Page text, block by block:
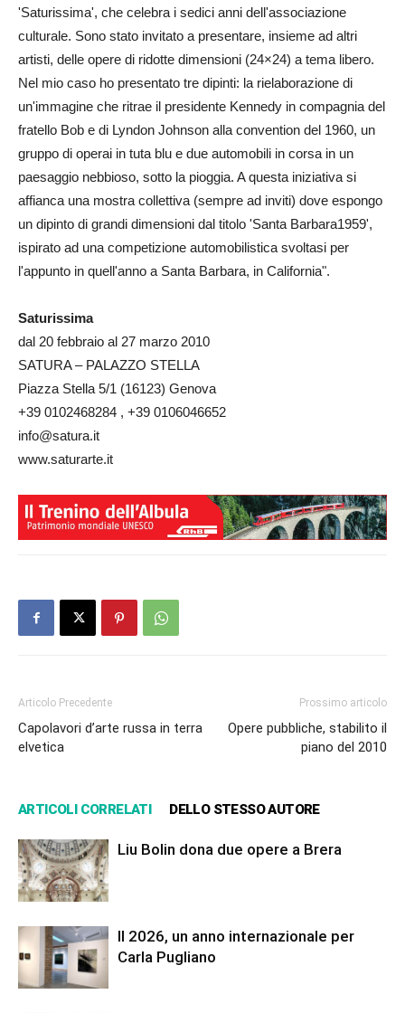
'Saturissima', che celebra i sedici anni dell'associazione
culturale. Sono stato invitato a presentare, insieme ad altri
artisti, delle opere di ridotte dimensioni (24×24) a tema libero.
Nel mio caso ho presentato tre dipinti: la rielaborazione di
un'immagine che ritrae il presidente Kennedy in compagnia del
fratello Bob e di Lyndon Johnson alla convention del 1960, un
gruppo di operai in tuta blu e due automobili in corsa in un
paesaggio nebbioso, sotto la pioggia. A questa iniziativa si
affianca una mostra collettiva (sempre ad inviti) dove espongo
un dipinto di grandi dimensioni dal titolo 'Santa Barbara1959',
ispirato ad una competizione automobilistica svoltasi per
l'appunto in quell'anno a Santa Barbara, in California".
Saturissima
dal 20 febbraio al 27 marzo 2010
SATURA – PALAZZO STELLA
Piazza Stella 5/1 (16123) Genova
+39 0102468284 , +39 0106046652
info@satura.it
www.saturarte.it
Articolo Precedente
Capolavori d’arte russa in terra
elvetica
Prossimo articolo
Opere pubbliche, stabilito il
piano del 2010
ARTICOLI CORRELATI DELLO STESSO AUTORE
Liu Bolin dona due opere a Brera
Il 2026, un anno internazionale per
Carla Pugliano